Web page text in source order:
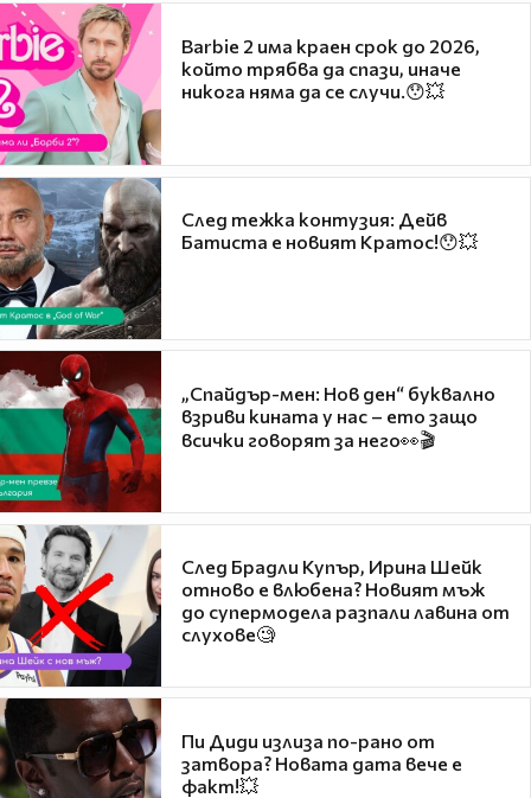
Barbie 2 има краен срок до 2026,
който трябва да спази, иначе
никога няма да се случи.😯💥
След тежка контузия: Дейв
Батиста е новият Кратос!😯💥
„Спайдър-мен: Нов ден“ буквално
взриви кината у нас – ето защо
всички говорят за него👀🎬
След Брадли Купър, Ирина Шейк
отново е влюбена? Новият мъж
до супермодела разпали лавина от
слухове🧐
Пи Диди излиза по-рано от
затвора? Новата дата вече е
факт!💥